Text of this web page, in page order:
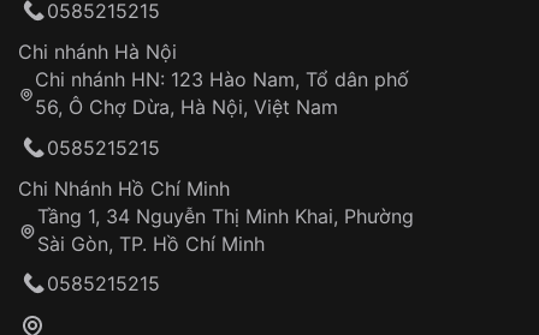
Hotline: 0585 215 215
Từ khóa SEO:
Khách hàng kiểm tra và thanh toán trực tiếp
thống VNLUX
Đảm bảo quyền lợi khách hàng
Đồng hành cùng khách hàng trong suốt quá
trình sử dụng
0585215215
Chi nhánh Hà Nội
Chi nhánh HN: 123 Hào Nam, Tổ dân phố
56, Ô Chợ Dừa, Hà Nội, Việt Nam
0585215215
Chi Nhánh Hồ Chí Minh
Tầng 1, 34 Nguyễn Thị Minh Khai, Phường
Sài Gòn, TP. Hồ Chí Minh
0585215215